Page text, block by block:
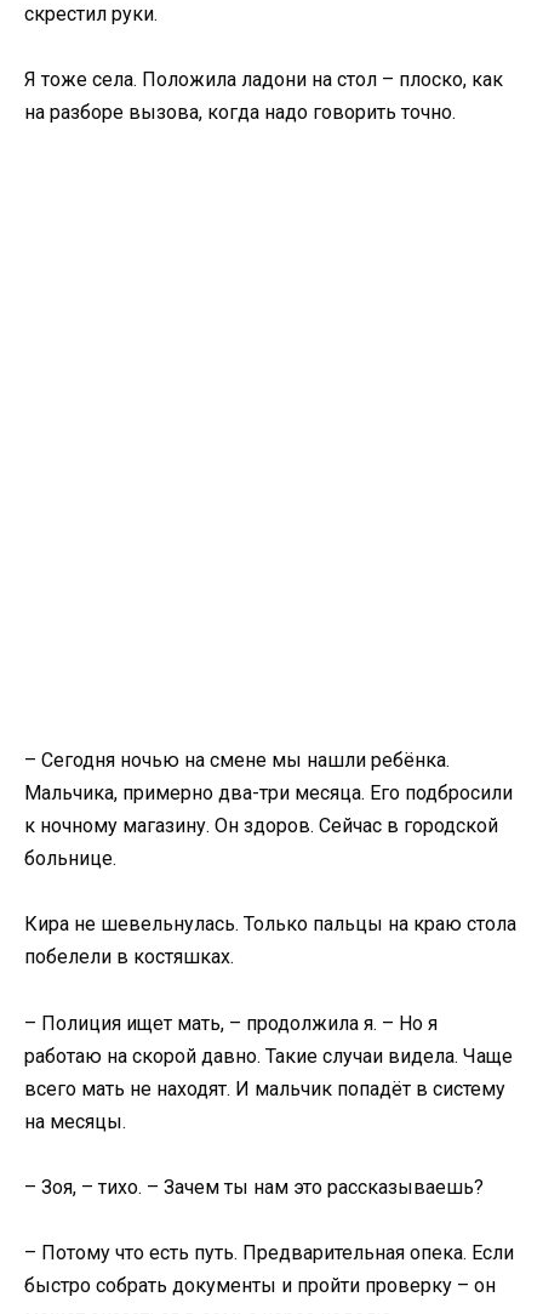
скрестил руки.
Я тоже села. Положила ладони на стол – плоско, как
на разборе вызова, когда надо говорить точно.
– Сегодня ночью на смене мы нашли ребёнка.
Мальчика, примерно два-три месяца. Его подбросили
к ночному магазину. Он здоров. Сейчас в городской
больнице.
Кира не шевельнулась. Только пальцы на краю стола
побелели в костяшках.
– Полиция ищет мать, – продолжила я. – Но я
работаю на скорой давно. Такие случаи видела. Чаще
всего мать не находят. И мальчик попадёт в систему
на месяцы.
– Зоя, – тихо. – Зачем ты нам это рассказываешь?
– Потому что есть путь. Предварительная опека. Если
быстро собрать документы и пройти проверку – он